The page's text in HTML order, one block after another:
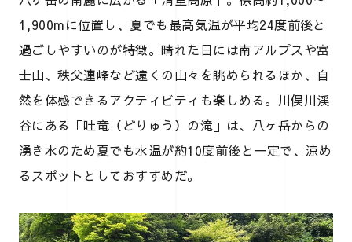
1,900mに位置し、夏でも最高気温が平均24度前後と
過ごしやすいのが特徴。晴れた日には南アルプスや富
士山、秩父連峰など遠くの山々を眺められるほか、自
然を体感できるアクティビティも楽しめる。川俣川渓
谷にある「吐竜（どりゅう）の滝」は、八ヶ岳からの
湧き水のため夏でも水温が約10度前後と一定で、涼め
るスポットとしておすすめだ。